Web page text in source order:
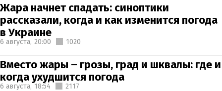
Жара начнет спадать: синоптики
рассказали, когда и как изменится погода
в Украине
6 августа, 20:00 1020
Вместо жары – грозы, град и шквалы: где и
когда ухудшится погода
6 августа, 18:54 2117